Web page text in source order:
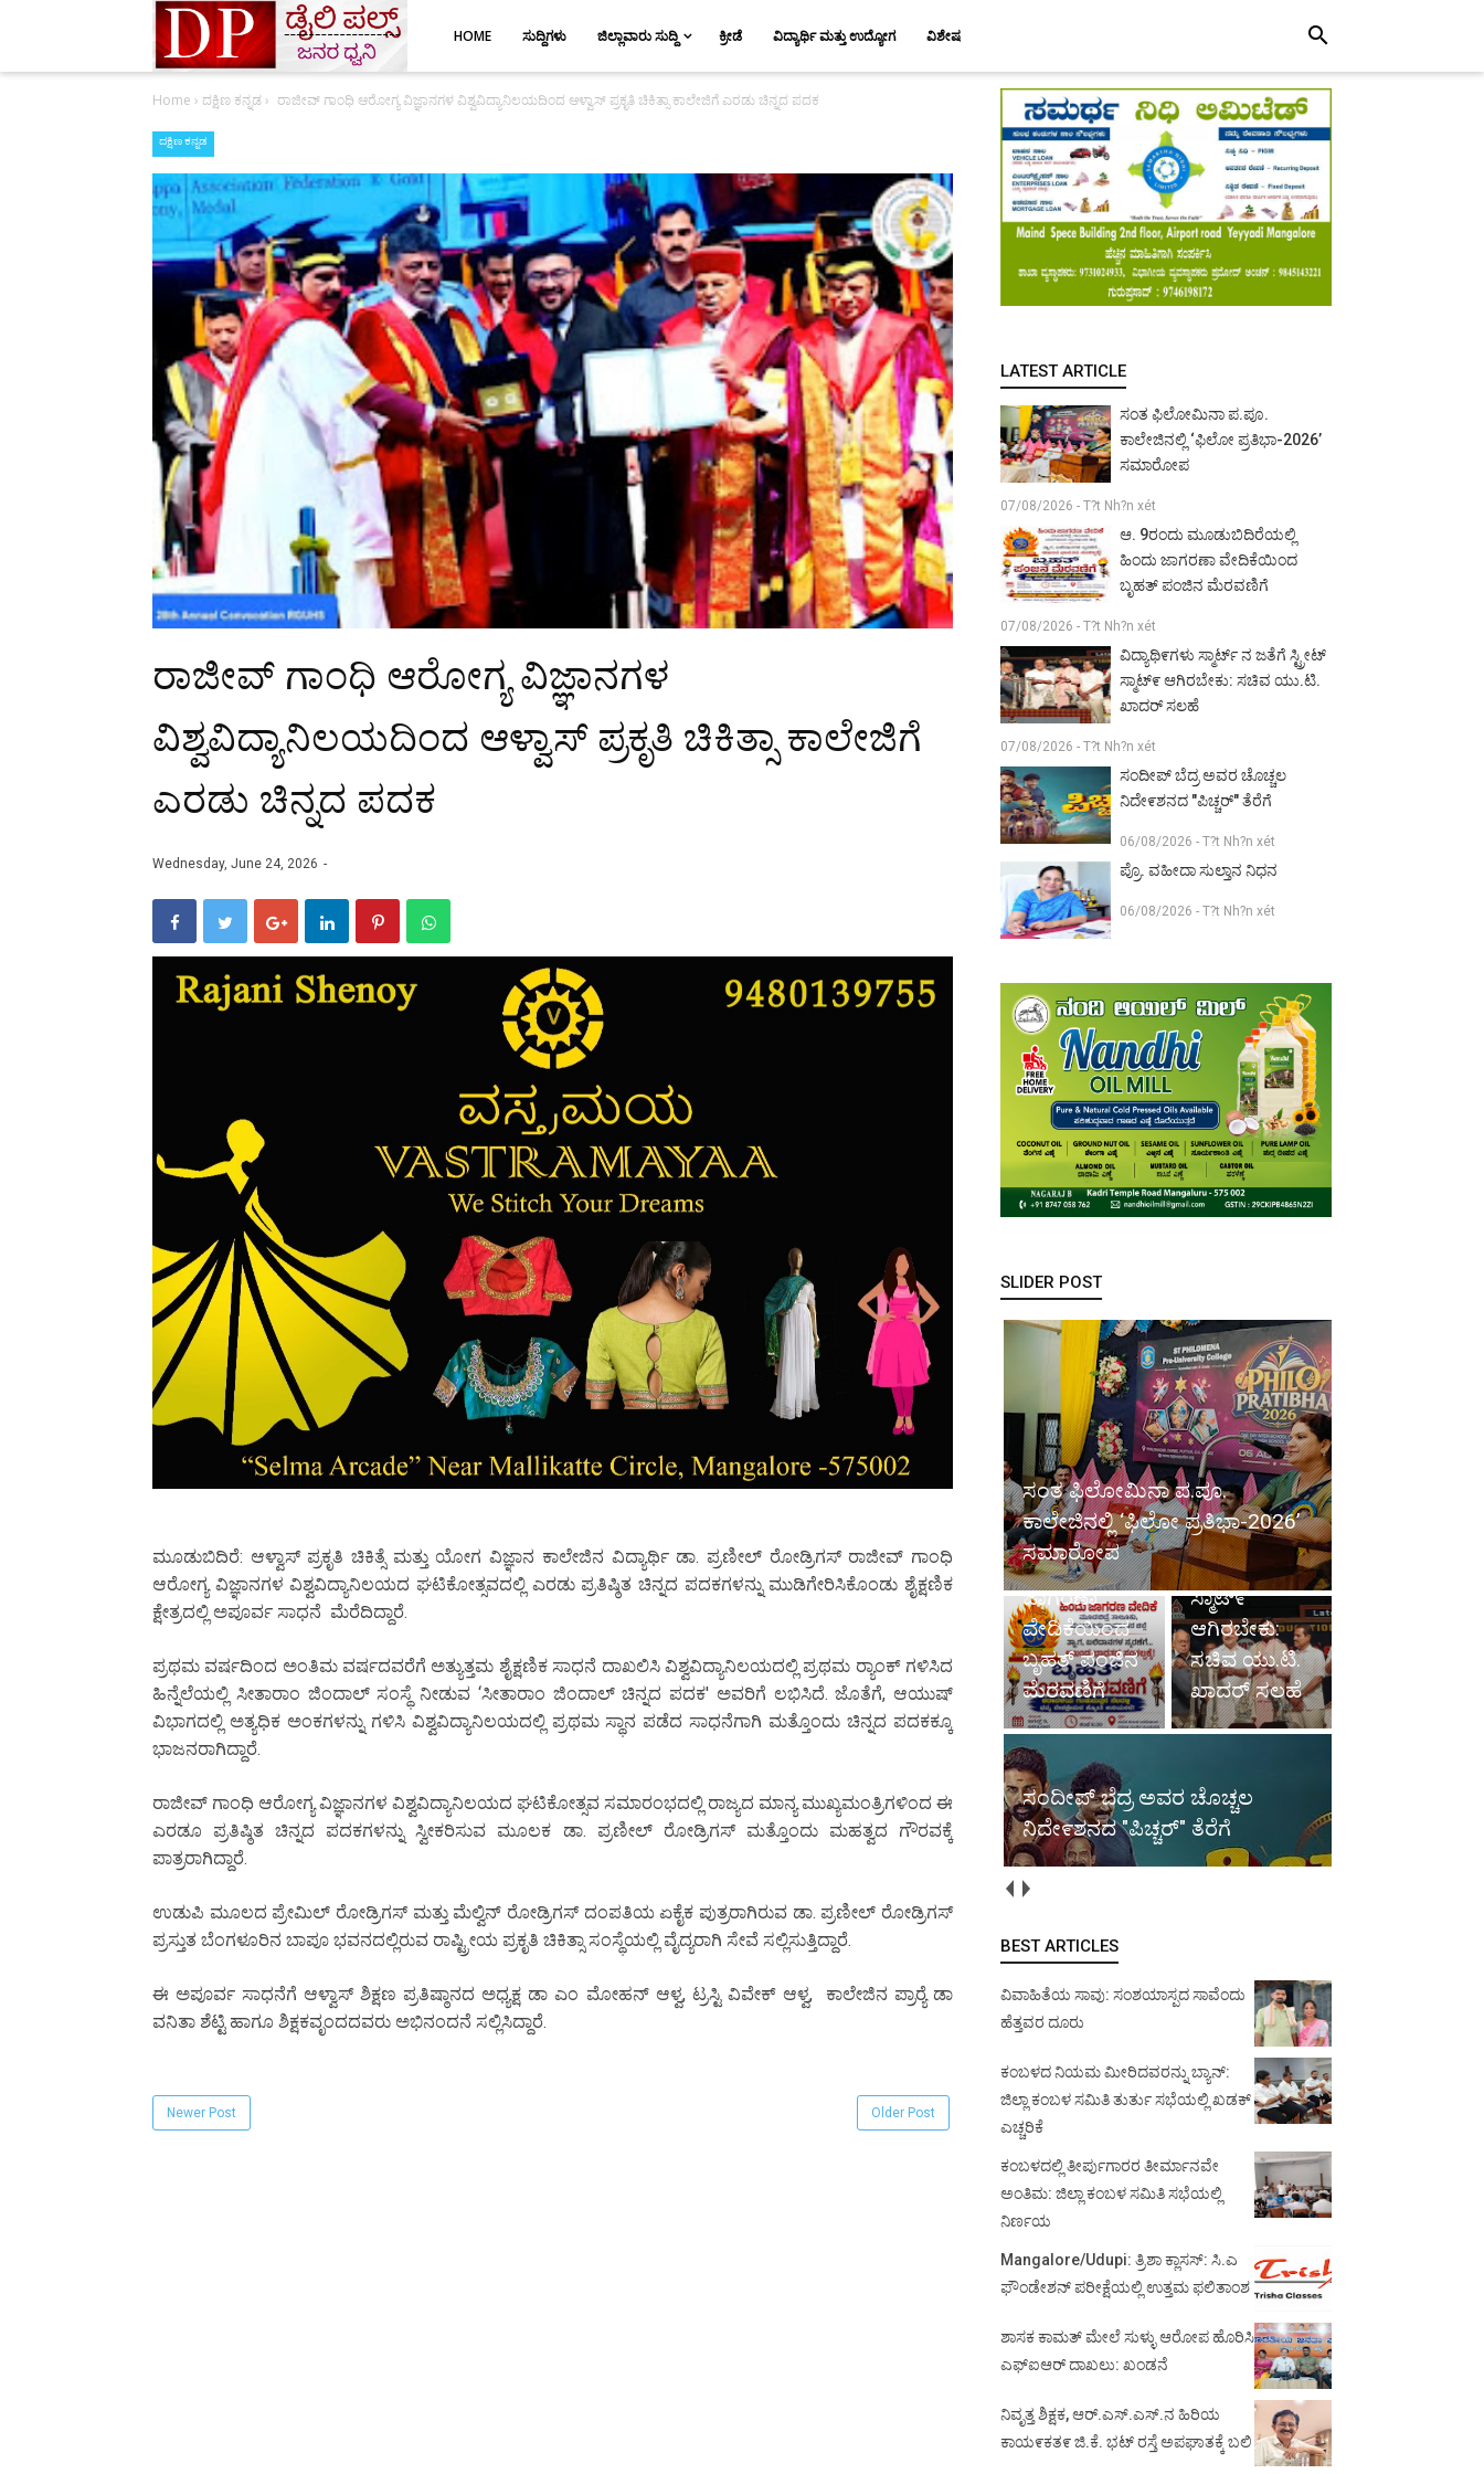
HOME ಸುದ್ದಿಗಳು ಜಿಲ್ಲಾವಾರು ಸುದ್ದಿ ಕ್ರೀಡೆ ವಿದ್ಯಾರ್ಥಿ ಮತ್ತು ಉದ್ಯೋಗ ವಿಶೇಷ search
Home › ದಕ್ಷಿಣ ಕನ್ನಡ› ರಾಜೀವ್ ಗಾಂಧಿ ಆರೋಗ್ಯ ವಿಜ್ಞಾನಗಳ ವಿಶ್ವವಿದ್ಯಾನಿಲಯದಿಂದ ಆಳ್ವಾಸ್ ಪ್ರಕೃತಿ ಚಿಕಿತ್ಸಾ ಕಾಲೇಜಿಗೆ ಎರಡು ಚಿನ್ನದ ಪದಕ
ದಕ್ಷಿಣ ಕನ್ನಡ
ರಾಜೀವ್ ಗಾಂಧಿ ಆರೋಗ್ಯ ವಿಜ್ಞಾನಗಳ
ವಿಶ್ವವಿದ್ಯಾನಿಲಯದಿಂದ ಆಳ್ವಾಸ್ ಪ್ರಕೃತಿ ಚಿಕಿತ್ಸಾ ಕಾಲೇಜಿಗೆ
ಎರಡು ಚಿನ್ನದ ಪದಕ
Wednesday, June 24, 2026
ಮೂಡುಬಿದಿರೆ: ಆಳ್ವಾಸ್ ಪ್ರಕೃತಿ ಚಿಕಿತ್ಸೆ ಮತ್ತು ಯೋಗ ವಿಜ್ಞಾನ ಕಾಲೇಜಿನ ವಿದ್ಯಾರ್ಥಿ ಡಾ. ಪ್ರಣೀಲ್ ರೋಡ್ರಿಗಸ್ ರಾಜೀವ್ ಗಾಂಧಿ
ಆರೋಗ್ಯ ವಿಜ್ಞಾನಗಳ ವಿಶ್ವವಿದ್ಯಾನಿಲಯದ ಘಟಿಕೋತ್ಸವದಲ್ಲಿ ಎರಡು ಪ್ರತಿಷ್ಠಿತ ಚಿನ್ನದ ಪದಕಗಳನ್ನು ಮುಡಿಗೇರಿಸಿಕೊಂಡು ಶೈಕ್ಷಣಿಕ
ಕ್ಷೇತ್ರದಲ್ಲಿ ಅಪೂರ್ವ ಸಾಧನೆ ಮೆರೆದಿದ್ದಾರೆ.
ಪ್ರಥಮ ವರ್ಷದಿಂದ ಅಂತಿಮ ವರ್ಷದವರೆಗೆ ಅತ್ಯುತ್ತಮ ಶೈಕ್ಷಣಿಕ ಸಾಧನೆ ದಾಖಲಿಸಿ ವಿಶ್ವವಿದ್ಯಾನಿಲಯದಲ್ಲಿ ಪ್ರಥಮ ರ‍್ಯಾಂಕ್ ಗಳಿಸಿದ
ಹಿನ್ನೆಲೆಯಲ್ಲಿ ಸೀತಾರಾಂ ಜಿಂದಾಲ್ ಸಂಸ್ಥೆ ನೀಡುವ ‘ಸೀತಾರಾಂ ಜಿಂದಾಲ್ ಚಿನ್ನದ ಪದಕ' ಅವರಿಗೆ ಲಭಿಸಿದೆ. ಜೊತೆಗೆ, ಆಯುಷ್
ವಿಭಾಗದಲ್ಲಿ ಅತ್ಯಧಿಕ ಅಂಕಗಳನ್ನು ಗಳಿಸಿ ವಿಶ್ವವಿದ್ಯಾನಿಲಯದಲ್ಲಿ ಪ್ರಥಮ ಸ್ಥಾನ ಪಡೆದ ಸಾಧನೆಗಾಗಿ ಮತ್ತೊಂದು ಚಿನ್ನದ ಪದಕಕ್ಕೂ
ಭಾಜನರಾಗಿದ್ದಾರೆ.
ರಾಜೀವ್ ಗಾಂಧಿ ಆರೋಗ್ಯ ವಿಜ್ಞಾನಗಳ ವಿಶ್ವವಿದ್ಯಾನಿಲಯದ ಘಟಿಕೋತ್ಸವ ಸಮಾರಂಭದಲ್ಲಿ ರಾಜ್ಯದ ಮಾನ್ಯ ಮುಖ್ಯಮಂತ್ರಿಗಳಿಂದ ಈ
ಎರಡೂ ಪ್ರತಿಷ್ಠಿತ ಚಿನ್ನದ ಪದಕಗಳನ್ನು ಸ್ವೀಕರಿಸುವ ಮೂಲಕ ಡಾ. ಪ್ರಣೀಲ್ ರೋಡ್ರಿಗಸ್ ಮತ್ತೊಂದು ಮಹತ್ವದ ಗೌರವಕ್ಕೆ
ಪಾತ್ರರಾಗಿದ್ದಾರೆ.
ಉಡುಪಿ ಮೂಲದ ಪ್ರೇಮಿಲ್ ರೋಡ್ರಿಗಸ್ ಮತ್ತು ಮೆಲ್ವಿನ್ ರೋಡ್ರಿಗಸ್ ದಂಪತಿಯ ಏಕೈಕ ಪುತ್ರರಾಗಿರುವ ಡಾ. ಪ್ರಣೀಲ್ ರೋಡ್ರಿಗಸ್
ಪ್ರಸ್ತುತ ಬೆಂಗಳೂರಿನ ಬಾಪೂ ಭವನದಲ್ಲಿರುವ ರಾಷ್ಟ್ರೀಯ ಪ್ರಕೃತಿ ಚಿಕಿತ್ಸಾ ಸಂಸ್ಥೆಯಲ್ಲಿ ವೈದ್ಯರಾಗಿ ಸೇವೆ ಸಲ್ಲಿಸುತ್ತಿದ್ದಾರೆ.
ಈ ಅಪೂರ್ವ ಸಾಧನೆಗೆ ಆಳ್ವಾಸ್ ಶಿಕ್ಷಣ ಪ್ರತಿಷ್ಠಾನದ ಅಧ್ಯಕ್ಷ ಡಾ ಎಂ ಮೋಹನ್ ಆಳ್ವ, ಟ್ರಸ್ಟಿ ವಿವೇಕ್ ಆಳ್ವ, ಕಾಲೇಜಿನ ಪ್ರಾರ‍್ಯೆ ಡಾ
ವನಿತಾ ಶೆಟ್ಟಿ ಹಾಗೂ ಶಿಕ್ಷಕವೃಂದದವರು ಅಭಿನಂದನೆ ಸಲ್ಲಿಸಿದ್ದಾರೆ.
Newer Post Older Post
LATEST ARTICLE
ಸಂತ ಫಿಲೋಮಿನಾ ಪ.ಪೂ.
ಕಾಲೇಜಿನಲ್ಲಿ ‘ಫಿಲೋ ಪ್ರತಿಭಾ-2026’
ಸಮಾರೋಪ
07/08/2026 - T?t Nh?n xét
ಆ. 9ರಂದು ಮೂಡುಬಿದಿರೆಯಲ್ಲಿ
ಹಿಂದು ಜಾಗರಣಾ ವೇದಿಕೆಯಿಂದ
ಬೃಹತ್ ಪಂಜಿನ ಮೆರವಣಿಗೆ
07/08/2026 - T?t Nh?n xét
ವಿದ್ಯಾಥಿ೯ಗಳು ಸ್ಮಾರ್ಟ್ ನ ಜತೆಗೆ ಸ್ಟ್ರೀಟ್
ಸ್ಮಾಟ್೯ ಆಗಿರಬೇಕು: ಸಚಿವ ಯು.ಟಿ.
ಖಾದರ್ ಸಲಹೆ
07/08/2026 - T?t Nh?n xét
ಸಂದೀಪ್ ಬೆದ್ರ ಅವರ ಚೊಚ್ಚಲ
ನಿದೇ೯ಶನದ "ಪಿಚ್ಚರ್" ತೆರೆಗೆ
06/08/2026 - T?t Nh?n xét
ಪ್ರೊ. ವಹೀದಾ ಸುಲ್ತಾನ ನಿಧನ
06/08/2026 - T?t Nh?n xét
SLIDER POST
ಸಂತ ಫಿಲೋಮಿನಾ ಪ.ಪೂ.
ಕಾಲೇಜಿನಲ್ಲಿ ‘ಫಿಲೋ ಪ್ರತಿಭಾ-2026’
ಸಮಾರೋಪ
ಆ. 9ರಂದು
ಮೂಡುಬಿದಿರೆಯಲ್ಲಿ
ಹಿಂದು
ಜಾಗರಣಾ
ವೇದಿಕೆಯಿಂದ
ಬೃಹತ್ ಪಂಜಿನ
ಮೆರವಣಿಗೆ
ವಿದ್ಯಾಥಿ೯ಗಳು
ಸ್ಮಾರ್ಟ್ ನ
ಜತೆಗೆ ಸ್ಟ್ರೀಟ್
ಸ್ಮಾಟ್೯
ಆಗಿರಬೇಕು:
ಸಚಿವ ಯು.ಟಿ.
ಖಾದರ್ ಸಲಹೆ
ಸಂದೀಪ್ ಬೆದ್ರ ಅವರ ಚೊಚ್ಚಲ
ನಿದೇ೯ಶನದ "ಪಿಚ್ಚರ್" ತೆರೆಗೆ
BEST ARTICLES
ವಿವಾಹಿತೆಯ ಸಾವು: ಸಂಶಯಾಸ್ಪದ ಸಾವೆಂದು
ಹೆತ್ತವರ ದೂರು
ಕಂಬಳದ ನಿಯಮ ಮೀರಿದವರನ್ನು ಬ್ಯಾನ್:
ಜಿಲ್ಲಾ ಕಂಬಳ ಸಮಿತಿ ತುರ್ತು ಸಭೆಯಲ್ಲಿ ಖಡಕ್
ಎಚ್ಚರಿಕೆ
ಕಂಬಳದಲ್ಲಿ ತೀರ್ಪುಗಾರರ ತೀರ್ಮಾನವೇ
ಅಂತಿಮ: ಜಿಲ್ಲಾ ಕಂಬಳ ಸಮಿತಿ ಸಭೆಯಲ್ಲಿ
ನಿರ್ಣಯ
Mangalore/Udupi: ತ್ರಿಶಾ ಕ್ಲಾಸಸ್: ಸಿ.ಎ
ಫೌಂಡೇಶನ್ ಪರೀಕ್ಷೆಯಲ್ಲಿ ಉತ್ತಮ ಫಲಿತಾಂಶ
ಶಾಸಕ ಕಾಮತ್ ಮೇಲೆ ಸುಳ್ಳು ಆರೋಪ ಹೊರಿಸಿ
ಎಫ್‌ಐಆರ್ ದಾಖಲು: ಖಂಡನೆ
ನಿವೃತ್ತ ಶಿಕ್ಷಕ, ಆರ್.ಎಸ್.ಎಸ್.ನ ಹಿರಿಯ
ಕಾಯ೯ಕತ೯ ಜಿ.ಕೆ. ಭಟ್ ರಸ್ತೆ ಅಪಘಾತಕ್ಕೆ ಬಲಿ